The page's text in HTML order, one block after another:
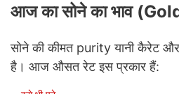
आज का सोने का भाव
सोने की कीमत purity यानी कैरेट
है। आज औसत रेट इस प्रकार हैं: